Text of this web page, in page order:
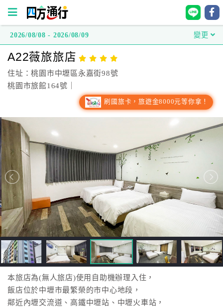
方
通
行
灣
訂
房
直
接
跟
飯
店
訂
房
HOT
2026/08/08 - 2026/08/09 變更
A22薇旅旅店
住址：桃園市中壢區永嘉街98號
桃園市旅館164號｜
刷國旅卡，旅遊金8000元等你拿！
本旅店為(無人旅店)使用自助機辦理入住，
飯店位於中壢市最繁榮的市中心地段，
鄰近內壢交流道、高鐵中壢站、中壢火車站，